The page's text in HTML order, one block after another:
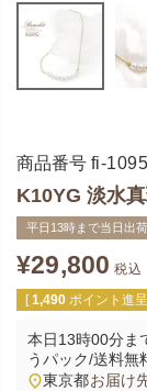
商品番号 fi-1095
K10YG 淡水
平日13時まで当日出荷
¥29,800 税込
[ 1,490 ポイント進
本日13時00分ま
うパック/送料無
東京都お届け